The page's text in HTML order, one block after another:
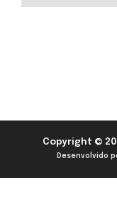
Copyright ©
Desenvolvido